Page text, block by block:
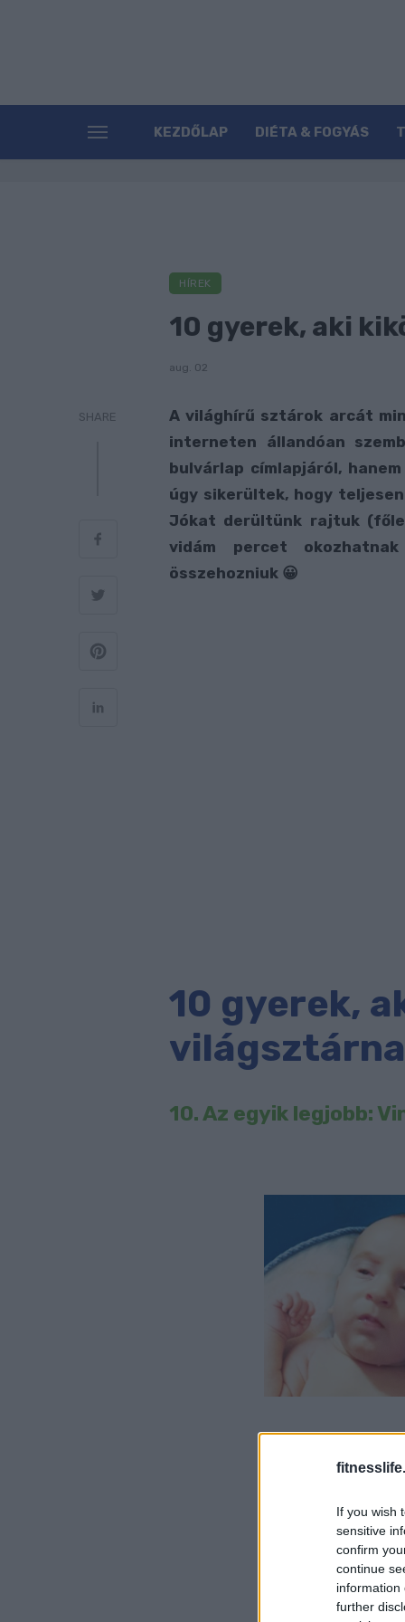
If you wish
sensitive
confirm
continue
information
further
KEZDŐLAP DIÉTA & FOGYÁS
HÍREK
10 gyerek, aki
aug. 02
SHARE
A világhírű sztárok arcát
interneten állandóan
bulvárlap címlapjáról,
úgy sikerültek, hogy
Jókat derültünk rajtuk
vidám percet
összehozniuk 😀
10 gyerek,
10. Az egyik legjobb: